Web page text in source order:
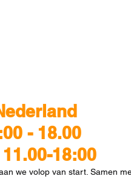
- 18.00
18:00
we volop van start. Samen